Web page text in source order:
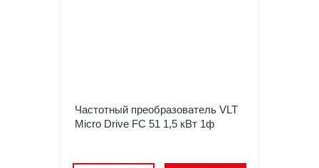
Частотный преобразователь VLT
Micro Drive FC 51 1,5 кВт 1ф